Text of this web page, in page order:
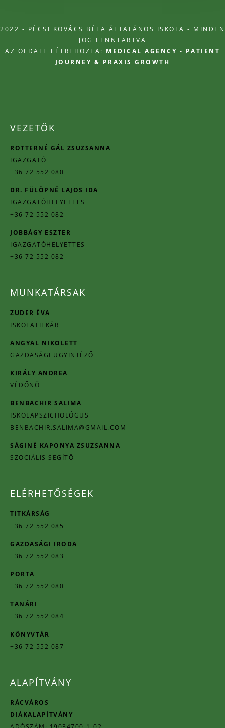
2022 - PÉCSI KOVÁCS BÉLA ÁLTALÁNOS ISKOLA - MINDEN
JOG FENNTARTVA
AZ OLDALT LÉTREHOZTA: MEDICAL AGENCY - PATIENT
JOURNEY & PRAXIS GROWTH
VEZETŐK
ROTTERNÉ GÁL ZSUZSANNA
IGAZGATÓ
+36 72 552 080
DR. FÜLÖPNÉ LAJOS IDA
IGAZGATÓHELYETTES
+36 72 552 082
JOBBÁGY ESZTER
IGAZGATÓHELYETTES
+36 72 552 082
MUNKATÁRSAK
ZUDER ÉVA
ISKOLATITKÁR
ANGYAL NIKOLETT
GAZDASÁGI ÜGYINTÉZŐ
KIRÁLY ANDREA
VÉDŐNŐ
BENBACHIR SALIMA
ISKOLAPSZICHOLÓGUS
BENBACHIR.SALIMA@GMAIL.COM
SÁGINÉ KAPONYA ZSUZSANNA
SZOCIÁLIS SEGÍTŐ
ELÉRHETŐSÉGEK
TITKÁRSÁG
+36 72 552 085
GAZDASÁGI IRODA
+36 72 552 083
PORTA
+36 72 552 080
TANÁRI
+36 72 552 084
KÖNYVTÁR
+36 72 552 087
ALAPÍTVÁNY
RÁCVÁROS
DIÁKALAPÍTVÁNY